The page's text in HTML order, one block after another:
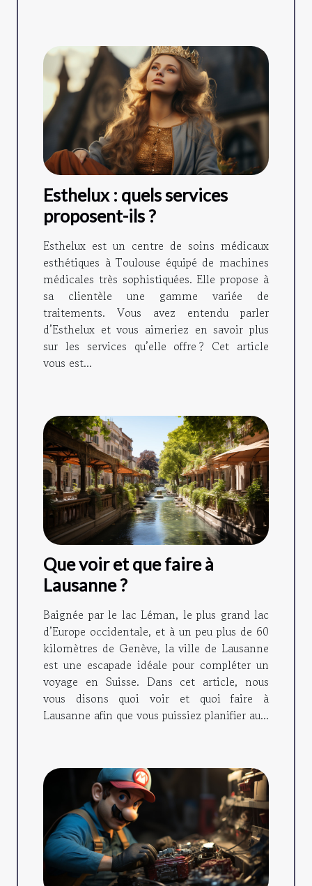
Esthelux : quels services
proposent-ils ?
Esthelux est un centre de soins médicaux
esthétiques à Toulouse équipé de machines
médicales très sophistiquées. Elle propose à
sa clientèle une gamme variée de
traitements. Vous avez entendu parler
d’Esthelux et vous aimeriez en savoir plus
sur les services qu’elle offre ? Cet article
vous est...
Que voir et que faire à
Lausanne ?
Baignée par le lac Léman, le plus grand lac
d’Europe occidentale, et à un peu plus de 60
kilomètres de Genève, la ville de Lausanne
est une escapade idéale pour compléter un
voyage en Suisse. Dans cet article, nous
vous disons quoi voir et quoi faire à
Lausanne afin que vous puissiez planifier au...